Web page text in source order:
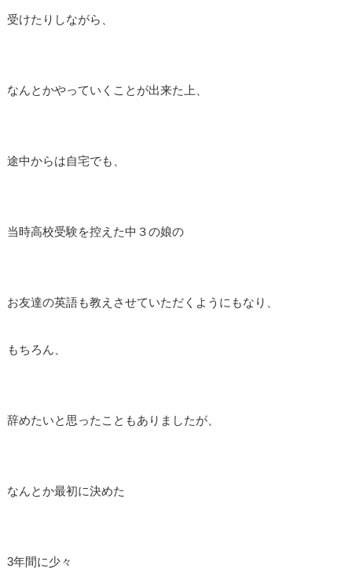
受けたりしながら、
なんとかやっていくことが出来た上、
途中からは自宅でも、
当時高校受験を控えた中３の娘の
お友達の英語も教えさせていただくようにもなり、
もちろん、
辞めたいと思ったこともありましたが、
なんとか最初に決めた
3年間に少々